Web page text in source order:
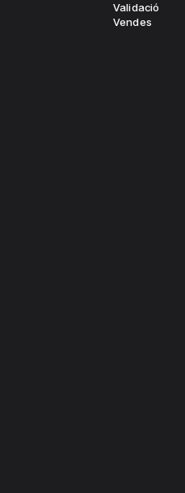
Validació
Vendes